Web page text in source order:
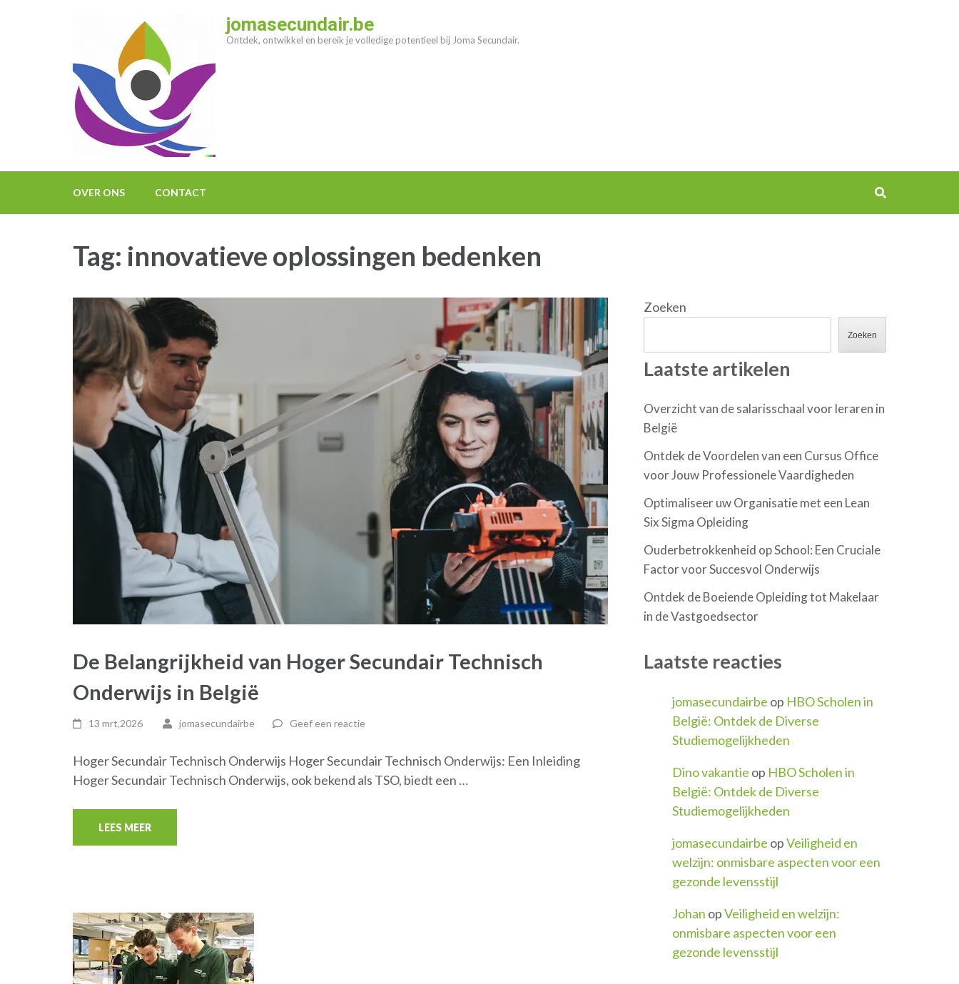
jomasecundair.be
Ontdek, ontwikkel en bereik je volledige potentieel bij Joma Secundair.
OVER ONS CONTACT
Tag: innovatieve oplossingen bedenken
De Belangrijkheid van Hoger Secundair Technisch
Onderwijs in België
13 mrt,2026 jomasecundairbe Geef een reactie
Hoger Secundair Technisch Onderwijs Hoger Secundair Technisch Onderwijs: Een Inleiding
Hoger Secundair Technisch Onderwijs, ook bekend als TSO, biedt een …
LEES MEER
Zoeken
Zoeken
Laatste artikelen
Overzicht van de salarisschaal voor leraren in
België
Ontdek de Voordelen van een Cursus Office
voor Jouw Professionele Vaardigheden
Optimaliseer uw Organisatie met een Lean
Six Sigma Opleiding
Ouderbetrokkenheid op School: Een Cruciale
Factor voor Succesvol Onderwijs
Ontdek de Boeiende Opleiding tot Makelaar
in de Vastgoedsector
Laatste reacties
jomasecundairbe op HBO Scholen in
België: Ontdek de Diverse
Studiemogelijkheden
Dino vakantie op HBO Scholen in
België: Ontdek de Diverse
Studiemogelijkheden
jomasecundairbe opVeiligheid en
welzijn: onmisbare aspecten voor een
gezonde levensstijl
Johan opVeiligheid en welzijn:
onmisbare aspecten voor een
gezonde levensstijl